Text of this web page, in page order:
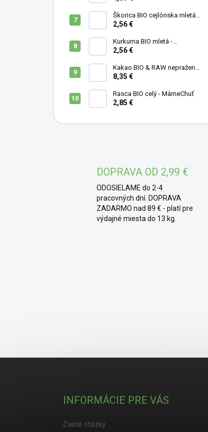
Škorica BIO cejlónska mletá -
MámeChuť
2,56 €
Kurkuma BIO mletá -
MámeChuť
2,56 €
Kakao BIO & RAW nepražené
- MámeChuť
8,35 €
Rasca BIO celý - MámeChuť
2,85 €
DOPRAVA OD 2,99 €
ODOSIELAME do 2-4
pracovných dní. DOPRAVA
ZADARMO nad 89 € - platí pre
výdajné miesta do 13 kg.
INFORMÁCIE PRE VÁS
Časté otázky